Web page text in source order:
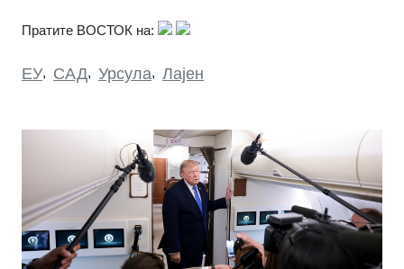
Пратите ВОСТОК на:
ЕУ, САД, Урсула, Лајен